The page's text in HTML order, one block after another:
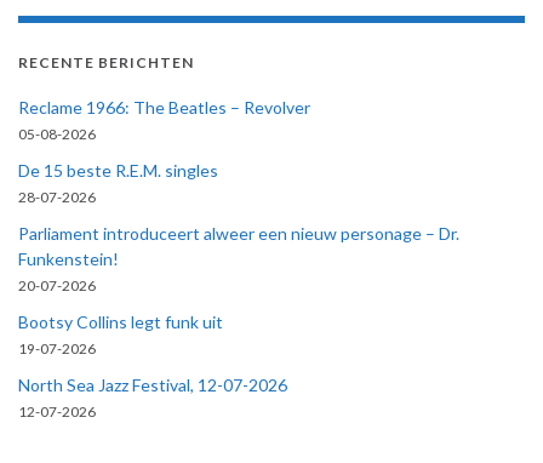
RECENTE BERICHTEN
Reclame 1966: The Beatles – Revolver
05-08-2026
De 15 beste R.E.M. singles
28-07-2026
Parliament introduceert alweer een nieuw personage – Dr.
Funkenstein!
20-07-2026
Bootsy Collins legt funk uit
19-07-2026
North Sea Jazz Festival, 12-07-2026
12-07-2026